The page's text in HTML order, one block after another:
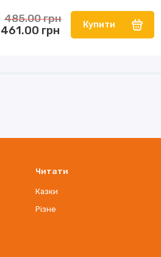
461.00 грн
485.00 грн Купити
Читати
Казки
Різне